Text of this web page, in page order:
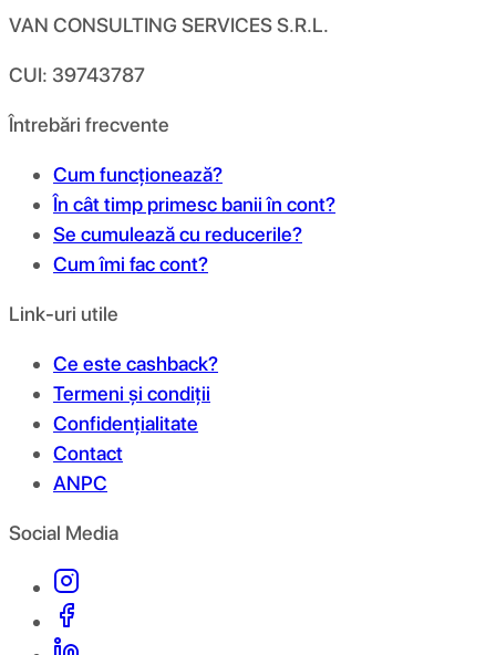
VAN CONSULTING SERVICES S.R.L.
CUI: 39743787
Întrebări frecvente
Cum funcționează?
În cât timp primesc banii în cont?
Se cumulează cu reducerile?
Cum îmi fac cont?
Link-uri utile
Ce este cashback?
Termeni și condiții
Confidențialitate
Contact
ANPC
Social Media